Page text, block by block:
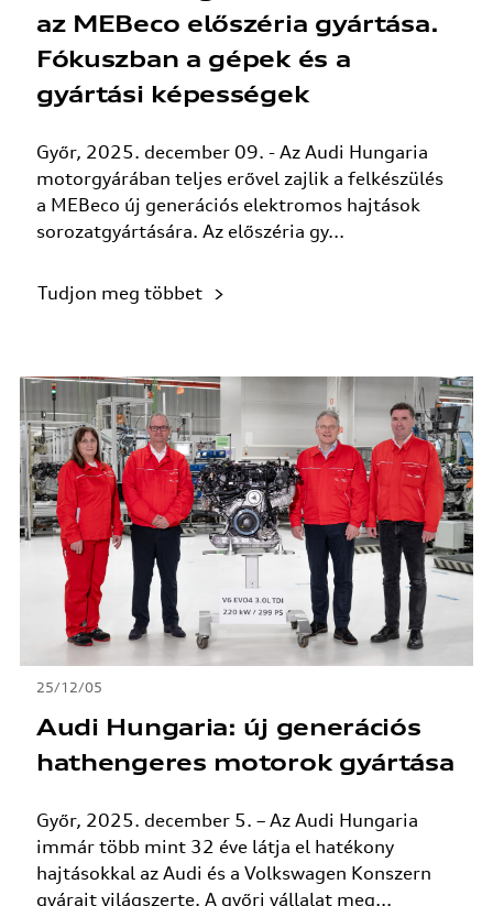
az MEBeco előszéria gyártása.
Fókuszban a gépek és a
gyártási képességek
Győr, 2025. december 09. - Az Audi Hungaria
motorgyárában teljes erővel zajlik a felkészülés
a MEBeco új generációs elektromos hajtások
sorozatgyártására. Az előszéria gy...
Tudjon meg többet
25/12/05
Audi Hungaria: új generációs
hathengeres motorok gyártása
Győr, 2025. december 5. – Az Audi Hungaria
immár több mint 32 éve látja el hatékony
hajtásokkal az Audi és a Volkswagen Konszern
gyárait világszerte. A győri vállalat meg...